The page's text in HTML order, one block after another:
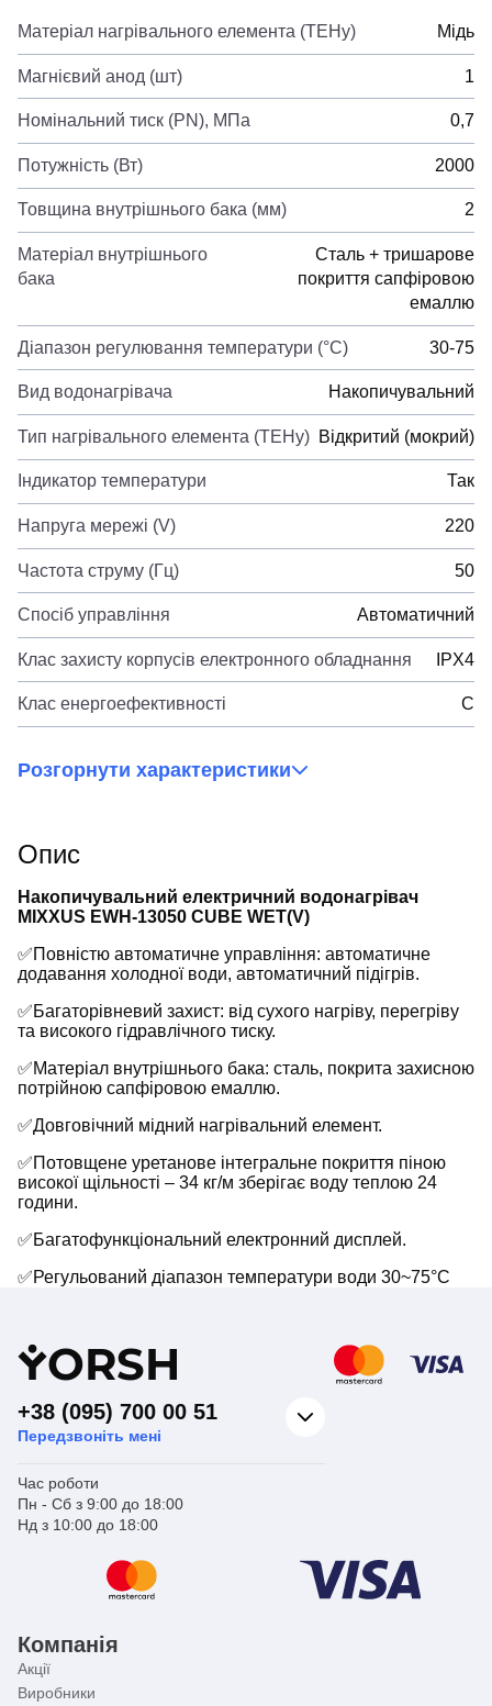
Матеріал нагрівального елемента (ТЕНу) Мідь
Магнієвий анод (шт) 1
Номінальний тиск (PN), МПа 0,7
Потужність (Вт) 2000
Товщина внутрішнього бака (мм) 2
Матеріал внутрішнього
бака
Сталь + тришарове
покриття сапфіровою
емаллю
Діапазон регулювання температури (°C) 30-75
Вид водонагрівача Накопичувальний
Тип нагрівального елемента (ТЕНу) Відкритий (мокрий)
Індикатор температури Так
Напруга мережі (V) 220
Частота струму (Гц) 50
Спосіб управління Автоматичний
Клас захисту корпусів електронного обладнання IPX4
Клас енергоефективності C
Розгорнути характеристики
Опис
Накопичувальний електричний водонагрівач
MIXXUS EWH-13050 CUBE WET(V)
✅Повністю автоматичне управління: автоматичне
додавання холодної води, автоматичний підігрів.
✅Багаторівневий захист: від сухого нагріву, перегріву
та високого гідравлічного тиску.
✅Матеріал внутрішнього бака: сталь, покрита захисною
потрійною сапфіровою емаллю.
✅Довговічний мідний нагрівальний елемент.
✅Потовщене уретанове інтегральне покриття піною
високої щільності – 34 кг/м зберігає воду теплою 24
години.
✅Багатофункціональний електронний дисплей.
✅Регульований діапазон температури води 30~75°C
YORSH
+38 (095) 700 00 51
Передзвоніть мені
Час роботи
Пн - Сб з 9:00 до 18:00
Нд з 10:00 до 18:00
Компанія
Акції
Виробники